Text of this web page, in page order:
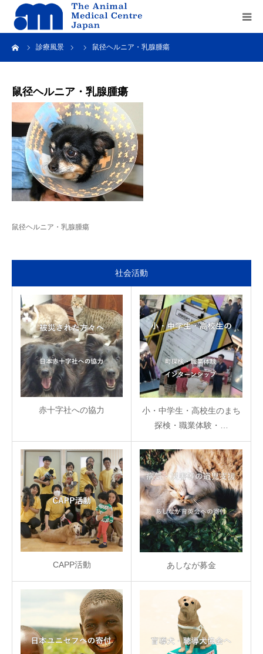
診療風景 鼠径ヘルニア・乳腺腫瘍
鼠径ヘルニア・乳腺腫瘍
鼠径ヘルニア・乳腺腫瘍
社会活動
赤十字社への協力
小・中学生・高校生のまち
探検・職業体験・…
CAPP活動 あしなが募金
Home
service
recruit
contact us